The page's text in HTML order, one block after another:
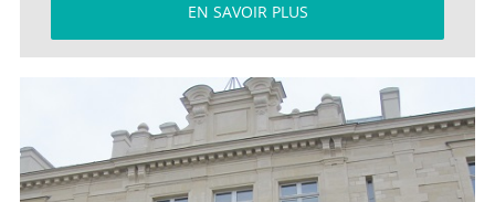
EN SAVOIR PLUS